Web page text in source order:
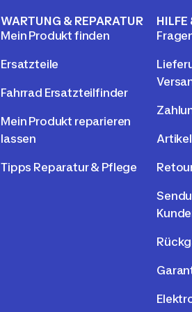
WARTUNG & REPARATUR
Mein Produkt finden
Ersatzteile
Fahrrad Ersatzteilfinder
Mein Produkt reparieren
lassen
Tipps Reparatur & Pflege
HILFE